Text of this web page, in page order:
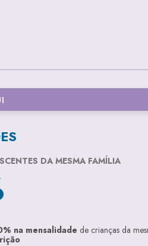
DA MESMA FAMÍLIA
na mensalidade de crianças da